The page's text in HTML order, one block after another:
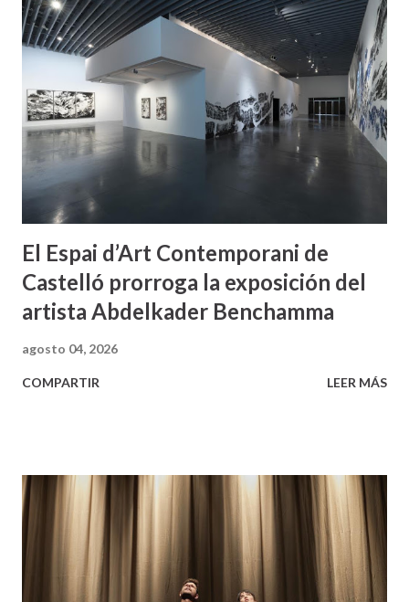
El Espai d’Art Contemporani de
Castelló prorroga la exposición del
artista Abdelkader Benchamma
agosto 04, 2026
COMPARTIR LEER MÁS